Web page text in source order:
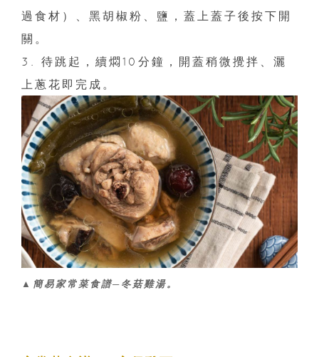
過食材）、黑胡椒粉、鹽，蓋上蓋子後按下開
關。
3. 待跳起，續燜10分鐘，開蓋稍微攪拌、灑
上蔥花即完成。
▲簡易家常菜食譜─冬菇雞湯。